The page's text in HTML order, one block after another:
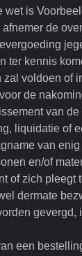
is
de
ter kennis
voldoen of
de
van de
liquidatie of
van
en/of
of zich pleegt
dermate
gevergd,
een